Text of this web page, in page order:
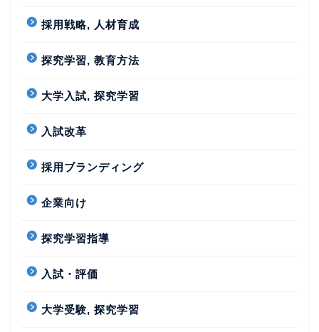
採用戦略, 人材育成
探究学習, 教育方法
大学入試, 探究学習
入試改革
採用ブランディング
企業向け
探究学習指導
入試・評価
大学受験, 探究学習